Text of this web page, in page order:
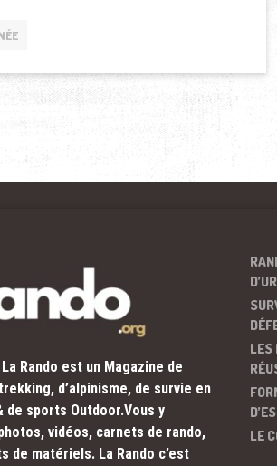
Rando est un Magazine de
d’alpinisme, de survie en
de sports Outdoor.Vous y
vidéos, carnets de rando,
de matériels. La Rando c’est
LES
LE